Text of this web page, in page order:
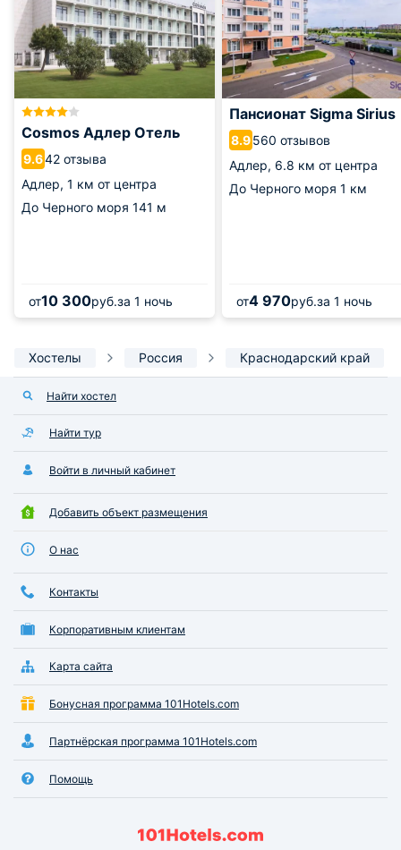
Cosmos Адлер Отель
9.642 отзыва
Адлер, 1 км от центра
До Черного моря 141 м
от10 300руб.за 1 ночь
Пансионат Sigma Sirius
8.9560 отзывов
Адлер, 6.8 км от центра
До Черного моря 1 км
от4 970руб.за 1 ночь
Хостелы Россия Краснодарский край
Найти хостел
Найти тур
Войти в личный кабинет
Добавить объект размещения
О нас
Контакты
Корпоративным клиентам
Карта сайта
Бонусная программа 101Hotels.com
Партнёрская программа 101Hotels.com
Помощь